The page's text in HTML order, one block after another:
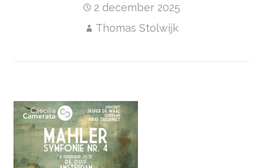
2 december 2025
Thomas Stolwijk